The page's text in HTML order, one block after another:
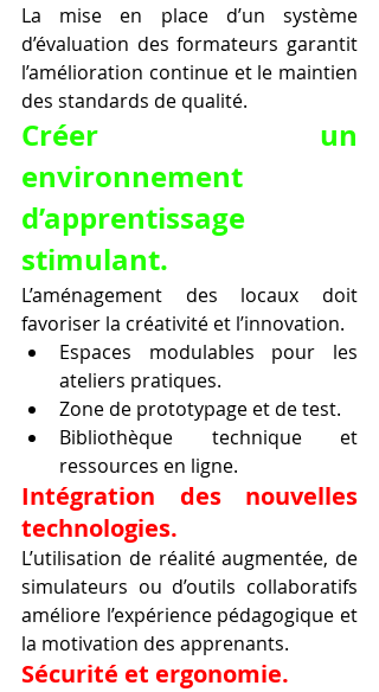
La mise en place d’un système
d’évaluation des formateurs garantit
l’amélioration continue et le maintien
des standards de qualité.
Créer un
environnement
d’apprentissage
stimulant.
L’aménagement des locaux doit
favoriser la créativité et l’innovation.
Espaces modulables pour les
ateliers pratiques.
Zone de prototypage et de test.
Bibliothèque technique et
ressources en ligne.
Intégration des nouvelles
technologies.
L’utilisation de réalité augmentée, de
simulateurs ou d’outils collaboratifs
améliore l’expérience pédagogique et
la motivation des apprenants.
Sécurité et ergonomie.